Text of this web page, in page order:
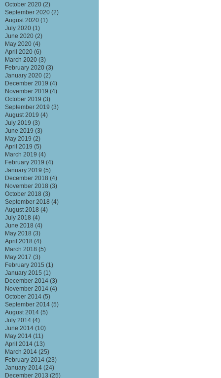
October 2020 (2)
September 2020 (2)
August 2020 (1)
July 2020 (1)
June 2020 (2)
May 2020 (4)
April 2020 (6)
March 2020 (3)
February 2020 (3)
January 2020 (2)
December 2019 (4)
November 2019 (4)
October 2019 (3)
September 2019 (3)
August 2019 (4)
July 2019 (3)
June 2019 (3)
May 2019 (2)
April 2019 (5)
March 2019 (4)
February 2019 (4)
January 2019 (5)
December 2018 (4)
November 2018 (3)
October 2018 (3)
September 2018 (4)
August 2018 (4)
July 2018 (4)
June 2018 (4)
May 2018 (3)
April 2018 (4)
March 2018 (5)
May 2017 (3)
February 2015 (1)
January 2015 (1)
December 2014 (3)
November 2014 (4)
October 2014 (5)
September 2014 (5)
August 2014 (5)
July 2014 (4)
June 2014 (10)
May 2014 (11)
April 2014 (13)
March 2014 (25)
February 2014 (23)
January 2014 (24)
December 2013 (25)